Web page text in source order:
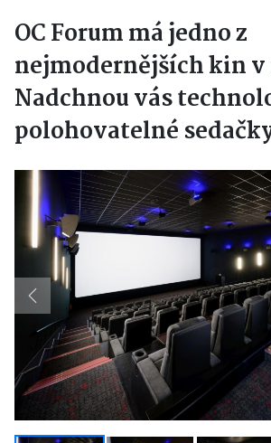
OC Forum má jedno z
nejmodernějších kin
Nadchnou vás
polohovatelné
Previous